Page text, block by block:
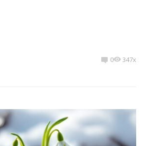
0 347x